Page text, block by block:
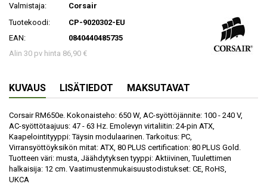
Valmistaja:
Corsair
Tuotekoodi:
CP-9020302-EU
EAN:
0840440485735
Alin 30 pv hinta 86,90 €
KUVAUS LISÄTIEDOT MAKSUTAVAT
Corsair RM650e. Kokonaisteho: 650 W, AC-syöttöjännite: 100 - 240 V,
AC-syöttötaajuus: 47 - 63 Hz. Emolevyn virtaliitin: 24-pin ATX,
Kaapelointityyppi: Täysin modulaarinen. Tarkoitus: PC,
Virransyöttöyksikön mitat: ATX, 80 PLUS certification: 80 PLUS Gold.
Tuotteen väri: musta, Jäähdytyksen tyyppi: Aktiivinen, Tuulettimen
halkaisija: 12 cm. Vaatimustenmukaisuustodistukset: CE, RoHS,
UKCA